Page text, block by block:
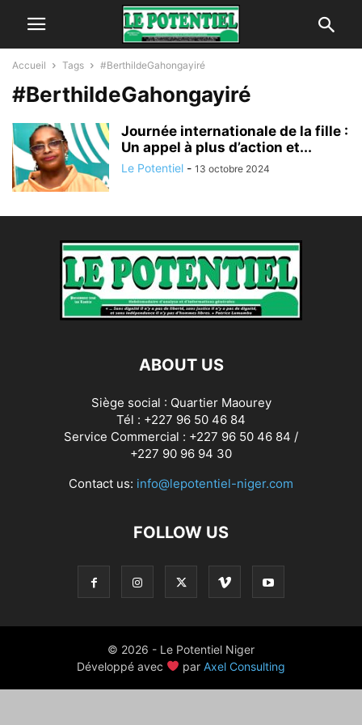
Accueil Tags #BerthildeGahongayiré
#BerthildeGahongayiré
Journée internationale de la fille :
Un appel à plus d’action et...
Le Potentiel - 13 octobre 2024
ABOUT US
Siège social : Quartier Maourey
Tél : +227 96 50 46 84
Service Commercial : +227 96 50 46 84 /
+227 90 96 94 30
Contact us: info@lepotentiel-niger.com
FOLLOW US
© 2026 - Le Potentiel Niger
Développé avec
par Axel Consulting